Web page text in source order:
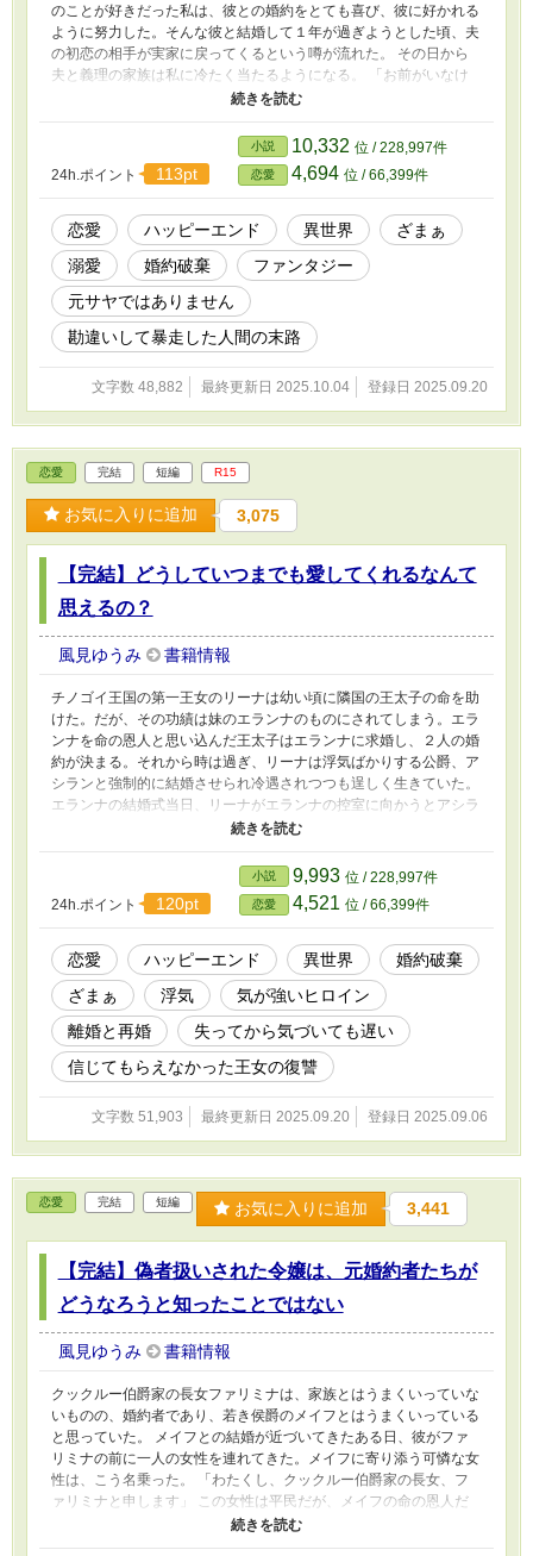
のことが好きだった私は、彼との婚約をとても喜び、彼に好かれる
ように努力した。そんな彼と結婚して１年が過ぎようとした頃、夫
の初恋の相手が実家に戻ってくるという噂が流れた。 その日から
夫と義理の家族は私に冷たく当たるようになる。 「お前がいなけ
れば、俺はレイネと一緒になれたのに……！」 私は夫に殺され
嬢時代に戻っていた。 初恋の人と一緒になりたいからと妻を殺
すような男を、もう二度と選ぶことはありません。
24h.ポイント
113pt
小説 10,332 位 / 228,997件
恋愛 4,694 位 / 66,399件
恋愛 ハッピーエンド 異世界
ざまぁ
溺愛
婚約破棄
ファンタジー
元サヤではありません
勘違いして暴走した人間の末路
文字数 48,882 最終更新日 2025.10.04 登録日 2025.09.20
恋愛 完結 短編 R15
お気に入りに追加 3,075
【完結】どうしていつまでも愛してくれるなんて
思えるの？
風見ゆうみ 書籍情報
チノゴイ王国の第一王女のリーナは幼い頃に隣国の王太子の命を助
けた。だが、その功績は妹のエランナのものにされてしまう。エラ
ンナを命の恩人と思い込んだ王太子はエランナに求婚し、２人の婚
約が決まる。それから時は過ぎ、リーナは浮気ばかりする公爵、ア
シランと強制的に結婚させられ冷遇されつつも逞しく生きていた。
エランナの結婚式当日、リーナがエランナの控室に向かうとアシラ
ンが中にいることがわかった。 ノックをしようとしたが、リーナ
はすぐにその手を下ろす。控室の中から漏れてくる声は、明らかに
二人の浮気を確信できるものだったからだ。 夫の浮気に気がつい
ていたが、証拠を掴めないために他の人から信じてもらえなかった
リーナは、浮気現場に突入する前に観客を増やすことにした。 ※
気をつけているつもりなのですが、誤字脱字が多いです。申し訳ご
ざいません。
24h.ポイント 120pt
小説 9,993 位 / 228,997件
恋愛 4,521 位 / 66,399件
恋愛 ハッピーエンド 異世界
婚約破棄
ざまぁ
浮気
気が強いヒロイン
離婚と再婚
失ってから気づいても遅い
信じてもらえなかった王女の復讐
文字数 51,903 最終更新日 2025.09.20 登録日 2025.09.06
恋愛 完結 短編 お気に入りに追加 3,441
【完結】偽者扱いされた令嬢は、元婚約者たちが
どうなろうと知ったことではない
風見ゆうみ 書籍情報
クックルー伯爵家の長女ファリミナは、家族とはうまくいっていな
いものの、婚約者であり、若き侯爵のメイフとはうまくいっている
と思っていた。 メイフとの結婚が近づいてきたある日、彼がファ
リミナの前に一人の女性を連れてきた。メイフに寄り添う可憐な女
性は、こう名乗った。 「わたくし、クックルー伯爵家の長女、フ
ァリミナと申します」 この女性は平民だが、メイフの命の恩人だ
った。メイフは自分との結婚を望む彼女のためにファリミナの身分
を与えるという暴挙に出たのだ。 家族や友人たちは買収されてお